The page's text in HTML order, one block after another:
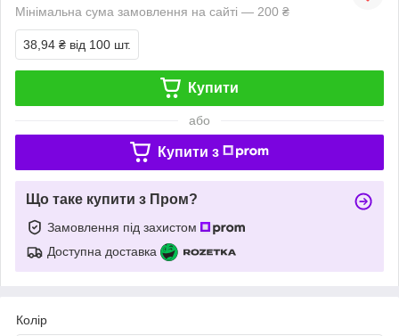
Мінімальна сума замовлення на сайті — 200 ₴
38,94 ₴ від 100 шт.
Купити
або
Купити з
Що таке купити з Пром?
Замовлення під захистом
Доступна доставка
Колір